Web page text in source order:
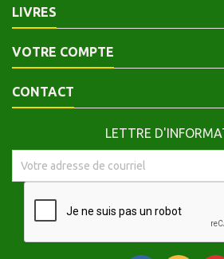
LIVRES
VOTRE COMPTE
CONTACT
LETTRE